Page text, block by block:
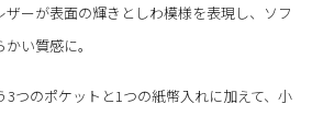
ザーが表面の輝きとしわ模様を表現し、ソフ
い質感に。
3つのポケットと1つの紙幣入れに加えて、小